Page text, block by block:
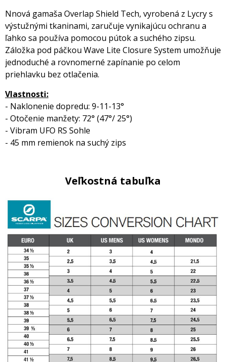
Nnová gamaša Overlap Shield Tech, vyrobená z Lycry s
výstužnými tkaninami, zaručuje vynikajúcu ochranu a
ľahko sa používa pomocou pútok a suchého zipsu.
Záložka pod páčkou Wave Lite Closure System umožňuje
jednoduché a rovnomerné zapínanie po celom
priehlavku bez otlačenia.
Vlastnosti:
- Naklonenie dopredu: 9-11-13°
- Otočenie manžety: 72° (47°/ 25°)
- Vibram UFO RS Sohle
- 45 mm remienok na suchý zips
Veľkostná tabuľka